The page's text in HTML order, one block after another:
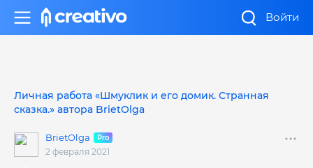
Войти
Личная работа «Шмуклик и его домик. Странная
сказка.» автора BrietOlga
BrietOlga
2 февраля 2021